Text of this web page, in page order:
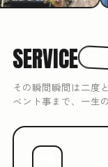
SERVICE
その瞬間瞬間は二度
ベント事まで、一生